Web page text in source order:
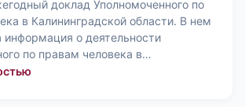
доклад Уполномоченного по
в Калининградской области. В нем
информация о деятельности
по правам человека в…
: Доклад Уполномоченного по